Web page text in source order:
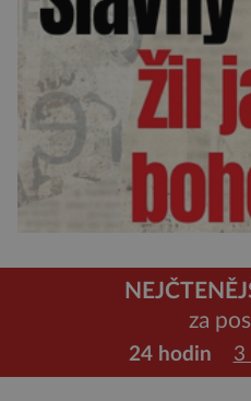
za
24 hodin 3